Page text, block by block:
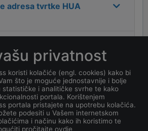
adresa tvrtke HUA
ima zaposlenih
HUA FU?
datum osnivanja
privatnost
koristi kolačiće (engl. cookies) kako bi
što je moguće jednostavnije i bolje
statističke i analitičke svrhe te kako
portala. Korištenjem
portala pristajete na upotrebu kolačića.
podesiti u Vašem internetskom
i načinu kako ih koristimo te
pročitajte ovdje